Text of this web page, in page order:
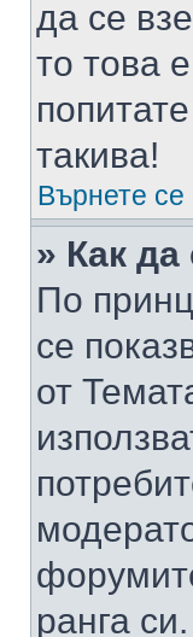
да се
то това
такива!
Върнете се
» Как
По
се
от
ранга